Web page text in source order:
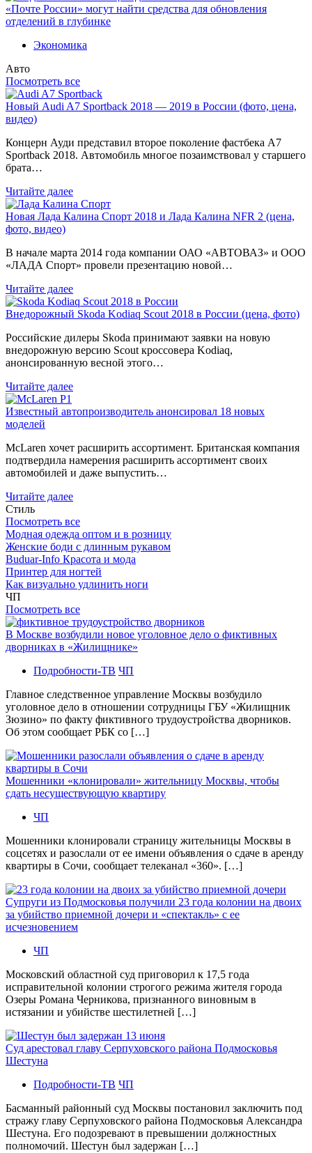
«Почте России» могут найти средства для обновления
отделений в глубинке
Экономика
Авто
Посмотреть все
Новый Audi A7 Sportback 2018 — 2019 в России (фото, цена,
видео)
Концерн Ауди представил второе поколение фастбека A7
Sportback 2018. Автомобиль многое позаимствовал у старшего
брата…
Читайте далее
Новая Лада Калина Спорт 2018 и Лада Калина NFR 2 (цена,
фото, видео)
В начале марта 2014 года компании ОАО «АВТОВАЗ» и ООО
«ЛАДА Спорт» провели презентацию новой…
Читайте далее
Внедорожный Skoda Kodiaq Scout 2018 в России (цена, фото)
Российские дилеры Skoda принимают заявки на новую
внедорожную версию Scout кроссовера Kodiaq,
анонсированную весной этого…
Читайте далее
Известный автопроизводитель анонсировал 18 новых
моделей
McLaren хочет расширить ассортимент. Британская компания
подтвердила намерения расширить ассортимент своих
автомобилей и даже выпустить…
Читайте далее
Стиль
Посмотреть все
Модная одежда оптом и в розницу
Женские боди с длинным рукавом
Buduar-Info Красота и мода
Принтер для ногтей
Как визуально удлинить ноги
ЧП
Посмотреть все
В Москве возбудили новое уголовное дело о фиктивных
дворниках в «Жилищнике»
Подробности-ТВ ЧП
Главное следственное управление Москвы возбудило
уголовное дело в отношении сотрудницы ГБУ «Жилищник
Зюзино» по факту фиктивного трудоустройства дворников.
Об этом сообщает РБК со […]
Мошенники «клонировали» жительницу Москвы, чтобы
сдать несуществующую квартиру
ЧП
Мошенники клонировали страницу жительницы Москвы в
соцсетях и разослали от ее имени объявления о сдаче в аренду
квартиры в Сочи, сообщает телеканал «360». […]
Супруги из Подмосковья получили 23 года колонии на двоих
за убийство приемной дочери и «спектакль» с ее
исчезновением
ЧП
Московский областной суд приговорил к 17,5 года
исправительной колонии строгого режима жителя города
Озеры Романа Черникова, признанного виновным в
истязании и убийстве шестилетней […]
Суд арестовал главу Серпуховского района Подмосковья
Шестуна
Подробности-ТВ ЧП
Басманный районный суд Москвы постановил заключить под
стражу главу Серпуховского района Подмосковья Александра
Шестуна. Его подозревают в превышении должностных
полномочий. Шестун был задержан […]